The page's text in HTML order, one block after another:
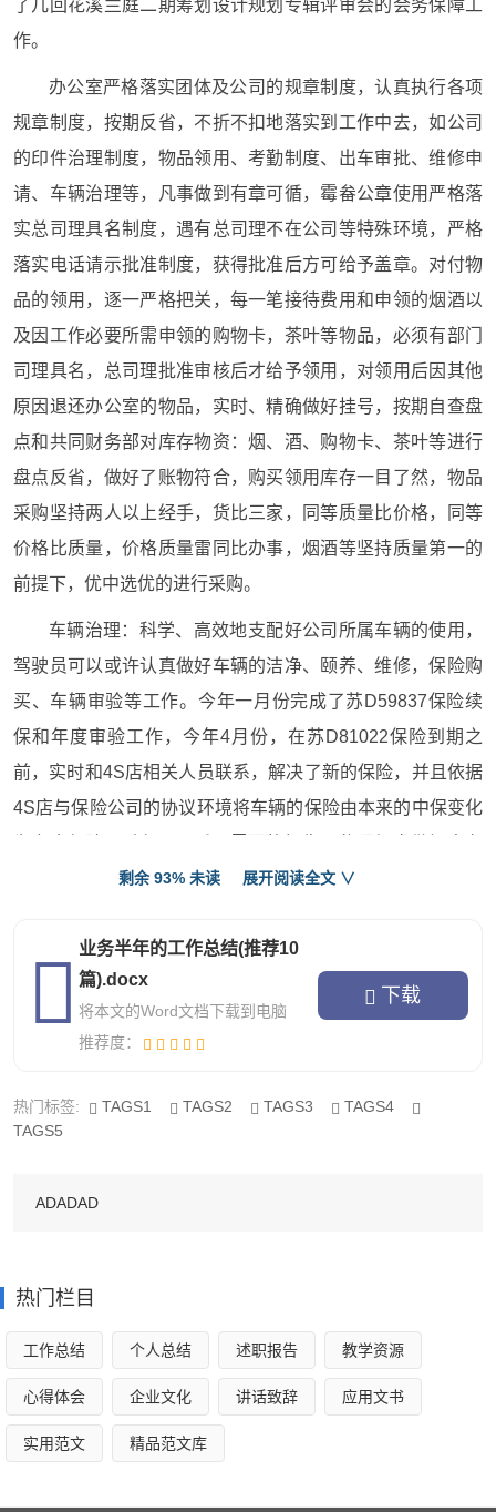
了几回花溪兰庭二期筹划设计规划专辑评审会的会务保障工
作。
办公室严格落实团体及公司的规章制度，认真执行各项
规章制度，按期反省，不折不扣地落实到工作中去，如公司
的印件治理制度，物品领用、考勤制度、出车审批、维修申
请、车辆治理等，凡事做到有章可循，霉畚公章使用严格落
实总司理具名制度，遇有总司理不在公司等特殊环境，严格
落实电话请示批准制度，获得批准后方可给予盖章。对付物
品的领用，逐一严格把关，每一笔接待费用和申领的烟酒以
及因工作必要所需申领的购物卡，茶叶等物品，必须有部门
司理具名，总司理批准审核后才给予领用，对领用后因其他
原因退还办公室的物品，实时、精确做好挂号，按期自查盘
点和共同财务部对库存物资：烟、酒、购物卡、茶叶等进行
盘点反省，做好了账物符合，购买领用库存一目了然，物品
采购坚持两人以上经手，货比三家，同等质量比价格，同等
价格比质量，价格质量雷同比办事，烟酒等坚持质量第一的
前提下，优中选优的进行采购。
车辆治理：科学、高效地支配好公司所属车辆的使用，
驾驶员可以或许认真做好车辆的洁净、颐养、维修，保险购
买、车辆审验等工作。今年一月份完成了苏D59837保险续
保和年度审验工作，今年4月份，在苏D81022保险到期之
前，实时和4S店相关人员联系，解决了新的保险，并且依据
4S店与保险公司的协议环境将车辆的保险由本来的中保变化
记录和维修记录，3辆车6次的颐养，有4次是支配在周末和
行车近2万公里，做到了半年无事故、无违章，较好地完成
了车辆的包管任务。
在落实考勤制度上，坚持勤反省，每月不按期的反省，
卫生环境、物品摆放作为重点，通过9次的反省，发明小的
问题实时和相关人员沟通处置惩罚，争取一次整改到位，并
员工在制度落实上较以前有着明显的改看，各部门的情况卫
办公室整体工作程度和治理才能、和谐才能仍需进一步
增强，服务短缺预见性和主动性，与其他部门工作上的共同
与办事保障上还有必然的不够。
剩余 93% 未读 展开阅读全文 ∨
业务半年的工作总结(推荐10
篇).docx
将本文的Word文档下载到电脑
推荐度：
下载
热门标签: TAGS1 TAGS2 TAGS3
TAGS4
TAGS5
ADADAD
热门栏目
工作总结 个人总结 述职报告 教学资源
心得体会 企业文化 讲话致辞 应用文书
实用范文 精品范文库